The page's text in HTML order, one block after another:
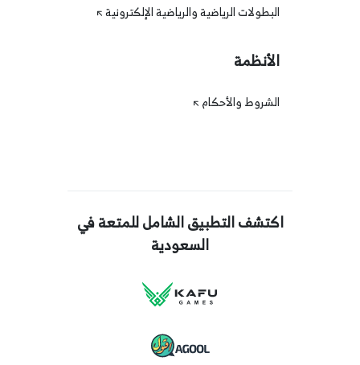
البطولات الرياضية والرياضية الإلكترونية
الأنظمة
الشروط والأحكام
اكتشف التطبيق الشامل للمتعة في
السعودية